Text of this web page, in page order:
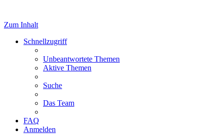
Zum Inhalt
Schnellzugriff
Unbeantwortete Themen
Aktive Themen
Suche
Das Team
FAQ
Anmelden